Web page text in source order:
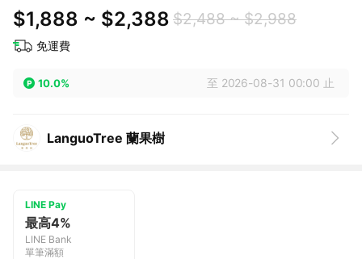
座生日禮物
$1,888 ~ $2,388 $2,488 ~ $2,988
免運費
10.0% 至 2026-08-31 00:00 止
LanguoTree 蘭果樹
LINE Pay
最高4%
LINE Bank
單筆滿額